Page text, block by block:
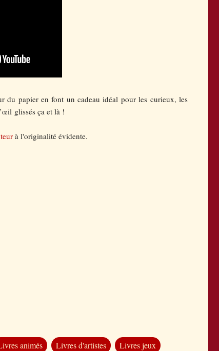
du papier en font un cadeau idéal pour les curieux, les
glissés ça et là !
à l'originalité évidente.
animés Livres d'artistes
Livres jeux